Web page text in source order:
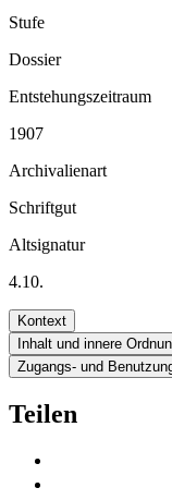
Stufe
Dossier
Entstehungszeitraum
1907
Archivalienart
Schriftgut
Altsignatur
4.10.
Kontext
Inhalt und innere
Zugangs- und
Teilen